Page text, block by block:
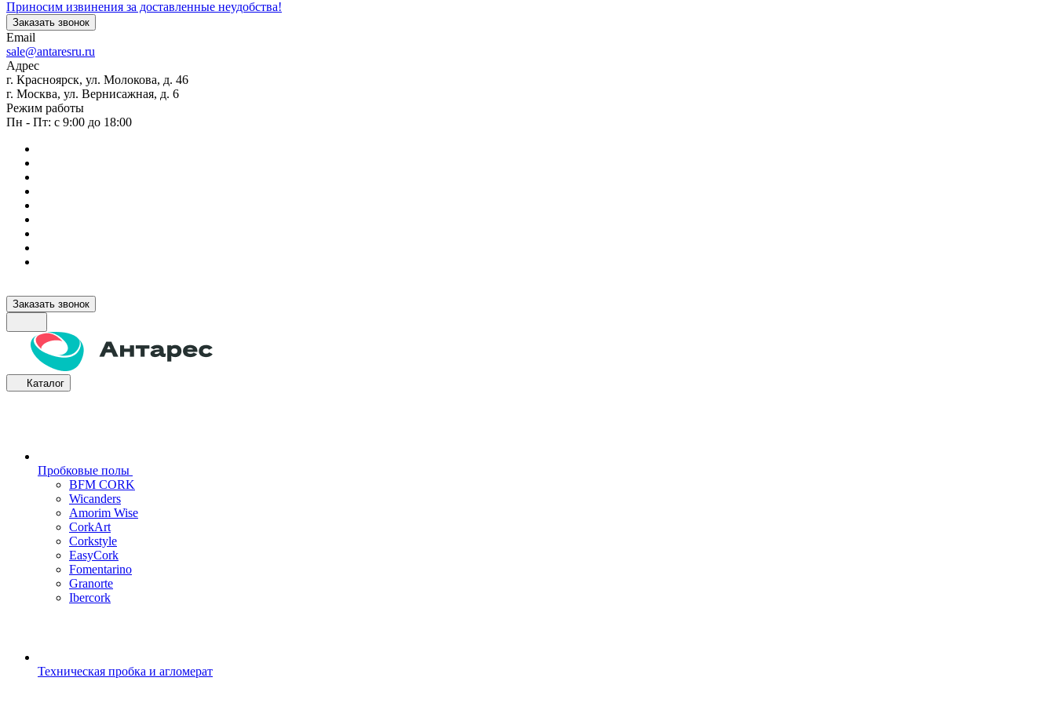
Приносим извинения за доставленные неудобства!
Заказать звонок
Email
sale@antaresru.ru
Адрес
г. Красноярск, ул. Молокова, д. 46
г. Москва, ул. Вернисажная, д. 6
Режим работы
Пн - Пт: с 9:00 до 18:00
Заказать звонок
Каталог
Пробковые полы
BFM CORK
Wicanders
Amorim Wise
CorkArt
Corkstyle
EasyCork
Fomentarino
Granorte
Ibercork
Техническая пробка и агломерат